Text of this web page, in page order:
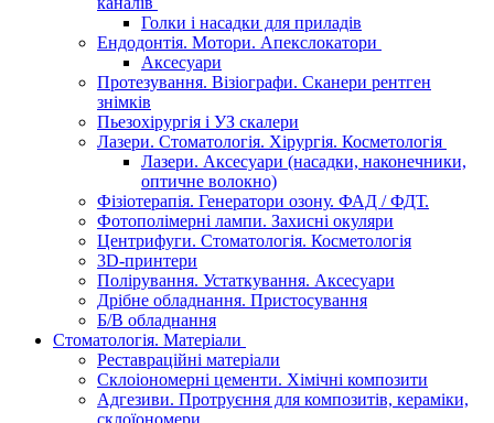
Голки і насадки для приладів
Ендодонтія. Мотори. Апекслокатори
Аксесуари
Протезування. Візіографи. Сканери рентген
знімків
Пьезохірургія і УЗ cкалери
Лазери. Стоматологія. Хірургія. Косметологія
Лазери. Аксесуари (насадки, наконечники,
оптичне волокно)
Фізіотерапія. Генератори озону. ФАД / ФДТ.
Фотополімерні лампи. Захисні окуляри
Центрифуги. Стоматологія. Косметологія
3D-принтери
Полірування. Устаткування. Аксесуари
Дрібне обладнання. Пристосування
Б/В обладнання
Стоматологія. Матеріали
Реставраційні матеріали
Склоіономерні цементи. Хімічні композити
Адгезиви. Протруєння для композитів, кераміки,
склоїономери